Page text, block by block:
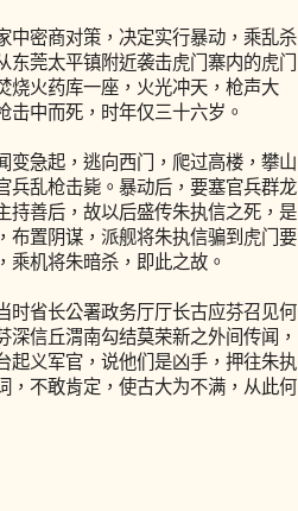
密商对策，决定实行暴动，乘乱杀
东莞太平镇附近袭击虎门寨内的虎门
烧火药库一座，火光冲天，枪声大
中而死，时年仅三十六岁。
急起，逃向西门，爬过高楼，攀山
兵乱枪击毙。暴动后，要塞官兵群龙
持善后，故以后盛传朱执信之死，是
布置阴谋，派舰将朱执信骗到虎门要
机将朱暗杀，即此之故。
省长公署政务厅厅长古应芬召见何
信丘渭南勾结莫荣新之外间传闻，
义军官，说他们是凶手，押往朱执
，不敢肯定，使古大为不满，从此何